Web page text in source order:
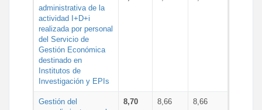
administrativa de la
actividad I+D+i
realizada por personal
del Servicio de
Gestión Económica
destinado en
Institutos de
Investigación y EPIs
Gestión del
8,70 8,66 8,66